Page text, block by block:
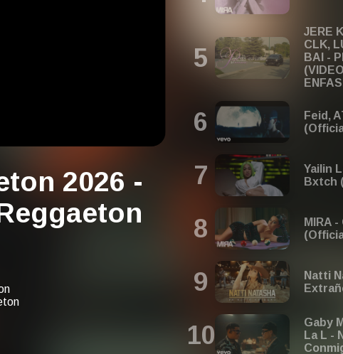
2026 -
JERE
CLK,
BAI -
Feid,
Yailin
Bxtch
MIRA
Natti
Gaby
La L -